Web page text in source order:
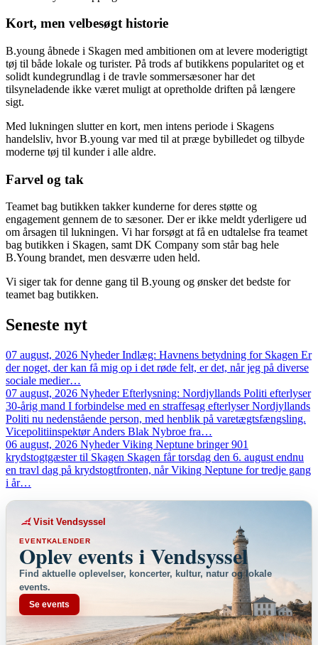
Kort, men velbesøgt historie
B.young åbnede i Skagen med ambitionen om at levere moderigtigt
tøj til både lokale og turister. På trods af butikkens popularitet og et
solidt kundegrundlag i de travle sommersæsoner har det
tilsyneladende ikke været muligt at opretholde driften på længere
sigt.
Med lukningen slutter en kort, men intens periode i Skagens
handelsliv, hvor B.young var med til at præge bybilledet og tilbyde
moderne tøj til kunder i alle aldre.
Farvel og tak
Teamet bag butikken takker kunderne for deres støtte og
engagement gennem de to sæsoner. Der er ikke meldt yderligere ud
om årsagen til lukningen. Vi har forsøgt at få en udtalelse fra teamet
bag butikken i Skagen, samt DK Company som står bag hele
B.Young brandet, men desværre uden held.
Vi siger tak for denne gang til B.young og ønsker det bedste for
teamet bag butikken.
Seneste nyt
07 august, 2026 Nyheder Indlæg: Havnens betydning for Skagen Er
der noget, der kan få mig op i det røde felt, er det, når jeg på diverse
sociale medier…
07 august, 2026 Nyheder Efterlysning: Nordjyllands Politi efterlyser
30-årig mand I forbindelse med en straffesag efterlyser Nordjyllands
Politi nu nedenstående person, med henblik på varetægtsfængsling.
Vicepolitiinspektør Anders Blak Nybroe fra…
06 august, 2026 Nyheder Viking Neptune bringer 901
krydstogtgæster til Skagen Skagen får torsdag den 6. august endnu
en travl dag på krydstogtfronten, når Viking Neptune for tredje gang
i år…
Visit Vendsyssel
EVENTKALENDER
Oplev events i Vendsyssel
Find aktuelle oplevelser, koncerter, kultur, natur og lokale
events.
Se events